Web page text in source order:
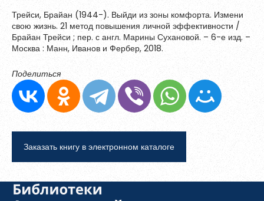
Трейси, Брайан (1944-). Выйди из зоны комфорта. Измени
свою жизнь. 21 метод повышения личной эффективности /
Брайан Трейси ; пер. с англ. Марины Сухановой. – 6-е изд. –
Москва : Манн, Иванов и Фербер, 2018.
Поделиться
Заказать книгу в электронном каталоге